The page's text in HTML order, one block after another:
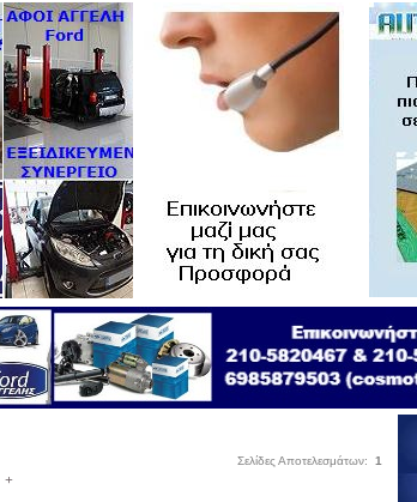
Σελίδες Αποτελεσμάτων: 1
+